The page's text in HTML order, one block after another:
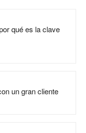
qué es la clave
un gran cliente